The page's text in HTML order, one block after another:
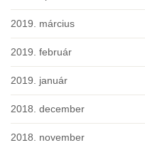
2019. március
2019. február
2019. január
2018. december
2018. november